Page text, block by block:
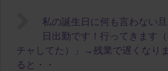
私の誕生日に何も言わない
日出勤です！行ってきます
チャしてた）」→残業で遅くなり
ると・・